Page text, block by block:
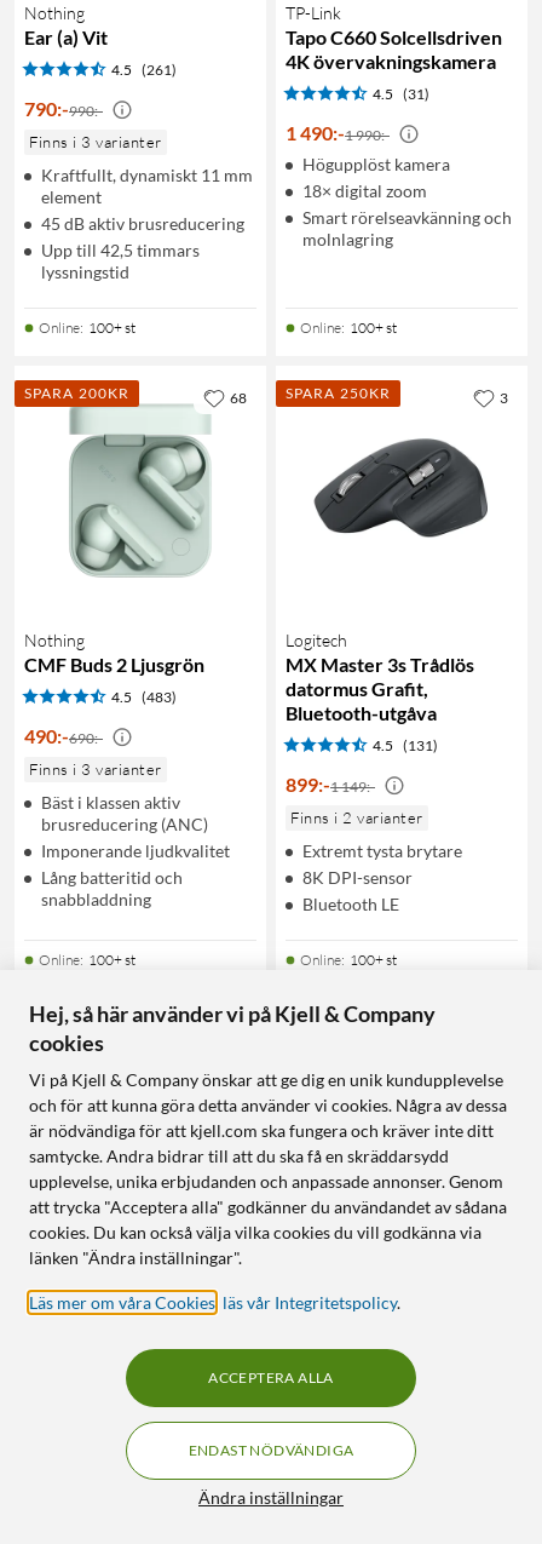
Nothing
Ear (a) Vit
4.5 (261)
790:-990:-
Finns i 3 varianter
Kraftfullt, dynamiskt 11 mm
element
45 dB aktiv brusreducering
Upp till 42,5 timmars
lyssningstid
Online: 100+ st
TP-Link
Tapo C660 Solcellsdriven
4K övervakningskamera
4.5 (31)
1 490:-1 990:-
Högupplöst kamera
18× digital zoom
Smart rörelseavkänning och
molnlagring
Online: 100+ st
SPARA 200KR
Nothing
CMF Buds 2 Ljusgrön
4.5 (483)
490:-690:-
Finns i 3 varianter
Bäst i klassen aktiv
brusreducering (ANC)
Imponerande ljudkvalitet
Lång batteritid och
snabbladdning
Online: 100+ st
68 SPARA 250KR
Logitech
MX Master 3s Trådlös
datormus Grafit,
Bluetooth-utgåva
4.5 (131)
899:-1 149:-
Finns i 2 varianter
Extremt tysta brytare
8K DPI-sensor
Bluetooth LE
Online: 100+ st
3
SPARA 1500KR
Tour One M2 Svart
2 990:-
TalkThru - börja bara prata
så pausas musiken
True adaptive-
brusreducering och Smart
SPARA 200KR
Ear (a) Gul
790: -
Finns i 3 varianter
Kraftfullt, dynamiskt 11 mm
element
45 dB aktiv brusreducering
Upp till 42,5 timmars
Hej, så här använder vi på Kjell & Company
cookies
Vi på Kjell & Company önskar att ge dig en unik kundupplevelse
och för att kunna göra detta använder vi cookies. Några av dessa
är nödvändiga för att kjell.com ska fungera och kräver inte ditt
samtycke. Andra bidrar till att du ska få en skräddarsydd
upplevelse, unika erbjudanden och anpassade annonser. Genom
att trycka "Acceptera alla" godkänner du användandet av sådana
cookies. Du kan också välja vilka cookies du vill godkänna via
länken "Ändra inställningar".
Läs mer om våra Cookies läs vår Integritetspolicy.
Ändra inställningar
ENDAST NÖDVÄNDIGA
ACCEPTERA ALLA